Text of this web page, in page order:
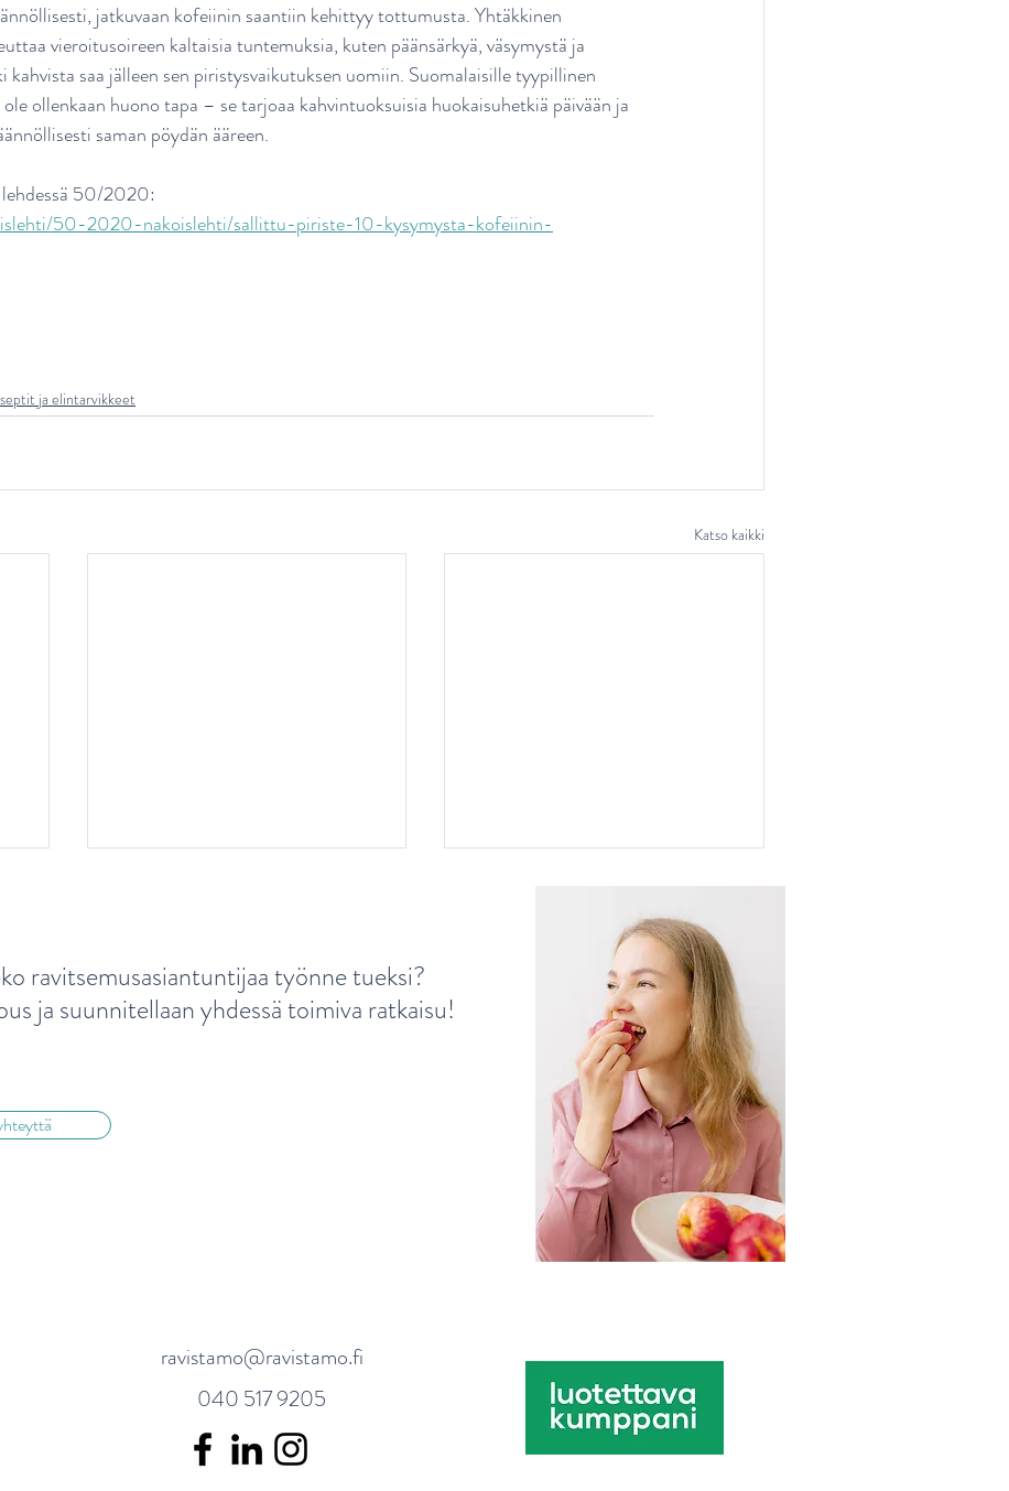
jatkuvaan kofeiinin saantiin kehittyy tottumusta. Yhtäkkinen
vieroitusoireen kaltaisia tuntemuksia, kuten päänsärkyä, väsymystä ja
kahvista saa jälleen sen piristysvaikutuksen uomiin. Suomalaisille tyypillinen
ollenkaan huono tapa – se tarjoaa kahvintuoksuisia huokaisuhetkiä päivään ja
saman pöydän ääreen.
50/2020:
50-2020-nakoislehti/sallittu-piriste-10-kysymysta-kofeiinin-
ja elintarvikkeet
Katso kaikki
Ravitsemushoitosuositus ja mitä
siitä kannattaa tietää
ravitsemusasiantuntijaa työnne tueksi?
ja suunnitellaan yhdessä toimiva ratkaisu!
ravistamo@ravistamo.fi
040 517 9205